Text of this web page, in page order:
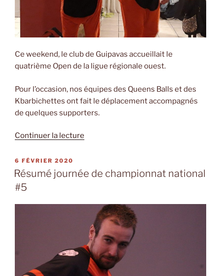
Ce weekend, le club de Guipavas accueillait le
quatrième Open de la ligue régionale ouest.
Pour l’occasion, nos équipes des Queens Balls et des
Kbarbichettes ont fait le déplacement accompagnés
de quelques supporters.
Continuer la lecture
de
#4 »
PUBLIÉ
LE
6 FÉVRIER 2020
Résumé journée de championnat national
#5